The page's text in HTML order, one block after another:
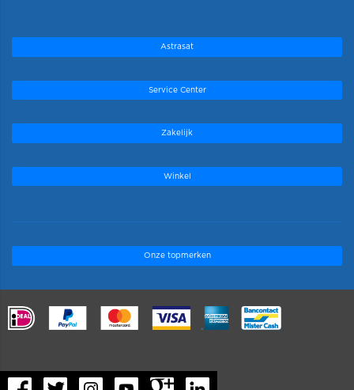
Astrasat
Service Center
Zakelijk
Winkel
Onze topmerken
.